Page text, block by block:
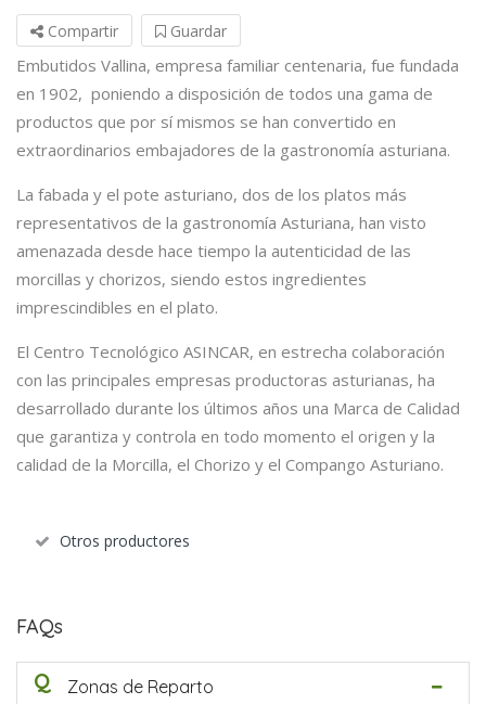
Compartir Guardar
Embutidos Vallina, empresa familiar centenaria, fue fundada
en 1902, poniendo a disposición de todos una gama de
productos que por sí mismos se han convertido en
extraordinarios embajadores de la gastronomía asturiana.
La fabada y el pote asturiano, dos de los platos más
representativos de la gastronomía Asturiana, han visto
amenazada desde hace tiempo la autenticidad de las
morcillas y chorizos, siendo estos ingredientes
imprescindibles en el plato.
El Centro Tecnológico ASINCAR, en estrecha colaboración
con las principales empresas productoras asturianas, ha
desarrollado durante los últimos años una Marca de Calidad
que garantiza y controla en todo momento el origen y la
calidad de la Morcilla, el Chorizo y el Compango Asturiano.
Otros productores
FAQs
Q Zonas de Reparto